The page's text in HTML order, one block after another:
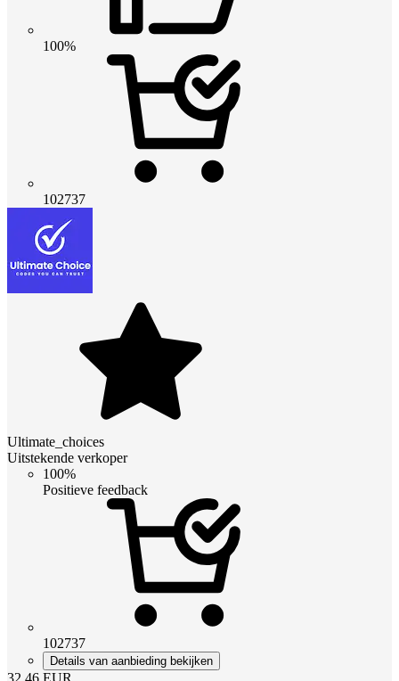
100%
102737
Ultimate_choices
Uitstekende verkoper
100%
Positieve feedback
102737
Details van aanbieding bekijken
32.46 EUR